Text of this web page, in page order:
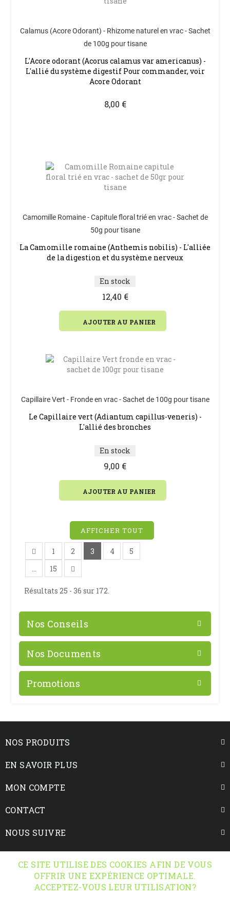
Calamus (Acore Odorant) - Rhizome naturel en vrac - Sachet
de 100g pour tisane
L'Acore odorant (Acorus calamus var americanus) -
L'allié du système digestif Pour commander, voir
Acore Odorant
8,00 €
Camomille Romaine - Capitule floral trié en vrac - Sachet de
50g pour tisane
La Camomille romaine (Anthemis nobilis) - L'alliée
de la digestion et du système nerveux
En stock
12,40 €
AJOUTER AU PANIER
Capillaire Vert - Fronde en vrac - Sachet de 100g pour tisane
Le Capillaire vert (Adiantum capillus-veneris) -
L'allié des bronches
En stock
9,00 €
AJOUTER AU PANIER
AFFICHER TOUT
1 2 3 4
5
...
15
Résultats 25 - 36 sur 172.
Nos Conseils
Nos Documents
Promotions
NOS PRODUITS
EN SAVOIR PLUS
MON COMPTE
CONTACT
NOUS SUIVRE
INFORMATIONS
CE SITE UTILISE DES COOKIES AFIN DE VOUS
OFFRIR UNE EXPÉRIENCE OPTIMALE.
ACCEPTEZ-VOUS LEUR UTILISATION?